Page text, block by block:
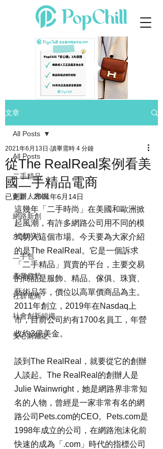
文章
All Posts
二手精品
創辦人專欄
網路新創
永續時尚
二手包
產業趨勢
社群電商
社會創新組織
安心購鑑定
All Posts
從The RealReal案例看美
國二手精品電商
2021年6月13日 讀畢需時 4 分鐘
已更新：2021年6月14日
這幾年「二手時尚」在美國和歐洲掀
起風潮，有許多網路公司用不同的模
式切入這個市場。今天要為大家介紹
的是The RealReal。它是一個訴求
「二手精品」買賣的平台，主要交易
的商品是服飾、精品、傢俱、珠寶、
藝術品等，價位以高單價商品為主。
2011年創立，2019年在Nasdaq上
市，目前公司約有1700名員工，年營
收約3億美金。
談到The RealReal，就要從它的創辦
人談起。The RealReal的創辦人是
Julie Wainwright，她是網路界非常知
名的人物，曾經是一家非常有名的網
路公司Pets.com的CEO。Pets.com是
1998年成立的公司，在網路泡沫化前
快速的成為「.com」時代的指標公司